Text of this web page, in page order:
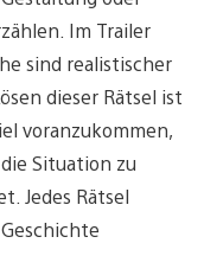
Im Trailer
sind realistischer
dieser Rätsel ist
voranzukommen,
Situation zu
Jedes Rätsel